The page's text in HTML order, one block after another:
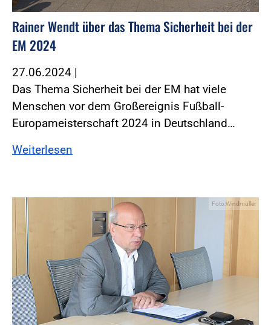
Rainer Wendt über das Thema Sicherheit bei der
EM 2024
27.06.2024 |
Das Thema Sicherheit bei der EM hat viele
Menschen vor dem Großereignis Fußball-
Europameisterschaft 2024 in Deutschland…
Weiterlesen
Foto:Windmüller